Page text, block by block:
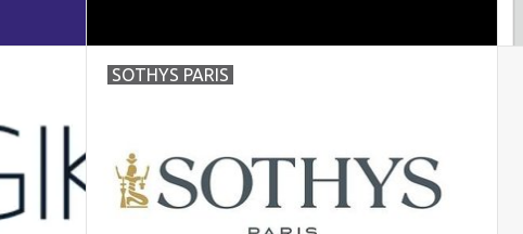
SOTHYS PARIS